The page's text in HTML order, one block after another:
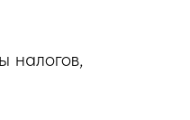
налогов,